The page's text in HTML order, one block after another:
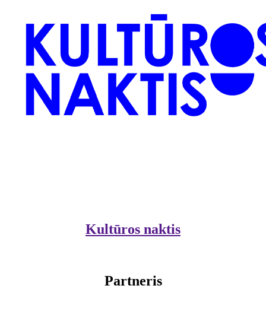
Kultūros naktis
Partneris